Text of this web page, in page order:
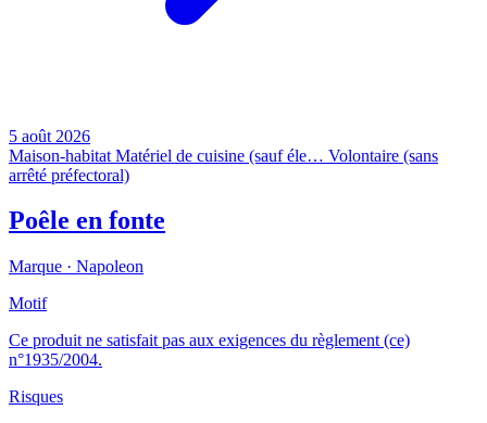
5 août 2026
Maison-habitat Matériel de cuisine (sauf éle… Volontaire (sans
arrêté préfectoral)
Poêle en fonte
Marque · Napoleon
Motif
Ce produit ne satisfait pas aux exigences du règlement (ce)
n°1935/2004.
Risques